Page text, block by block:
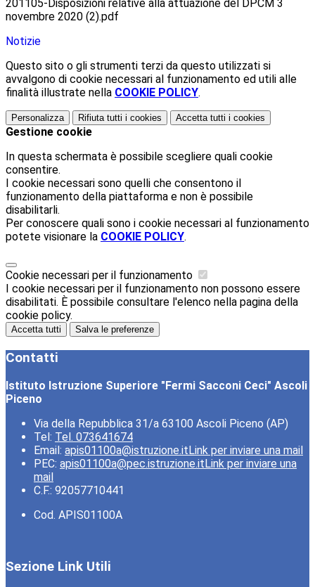
201105-Disposizioni relative alla attuazione del DPCM 3
novembre 2020 (2).pdf
Notizie
Questo sito o gli strumenti terzi da questo utilizzati si
avvalgono di cookie necessari al funzionamento ed utili alle
finalità illustrate nella COOKIE POLICY.
Personalizza Rifiuta tutti i cookies Accetta tutti i cookies
Gestione cookie
In questa schermata è possibile scegliere quali cookie
consentire.
I cookie necessari sono quelli che consentono il
funzionamento della piattaforma e non è possibile
disabilitarli.
Per conoscere quali sono i cookie necessari al funzionamento
potete visionare la COOKIE POLICY.
Cookie necessari per il funzionamento
I cookie necessari per il funzionamento non possono essere
disabilitati. È possibile consultare l'elenco nella pagina della
cookie policy.
Accetta tutti Salva le preferenze
Contatti
Istituto Istruzione Superiore "Fermi Sacconi Ceci" Ascoli
Piceno
Via della Repubblica 31/a 63100 Ascoli Piceno (AP)
Tel: Tel. 073641674
Email: apis01100a@istruzione.itLink per inviare una mail
PEC: apis01100a@pec.istruzione.itLink per inviare una
mail
C.F.: 92057710441
Cod. APIS01100A
Sezione Link Utili